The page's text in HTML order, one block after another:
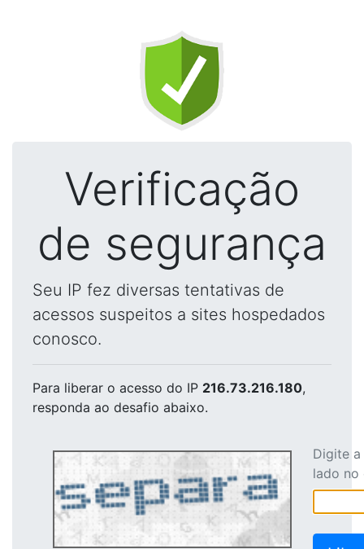
Verificação
de segurança
Seu IP fez diversas tentativas de
acessos suspeitos a sites hospedados
conosco.
Para liberar o acesso do IP 216.73.216.180,
responda ao desafio abaixo.
Digite
lado no